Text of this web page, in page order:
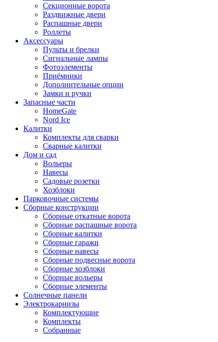
Секционные ворота
Раздвижные двери
Распашные двери
Роллеты
Аксессуары
Пульты и брелки
Сигнальные лампы
Фотоэлементы
Приёмники
Дополнительные опции
Замки и ручки
Запасные части
HomeGate
Nord Ice
Калитки
Комплекты для сварки
Сварные калитки
Дом и сад
Вольеры
Навесы
Садовые розетки
Хозблоки
Парковочные системы
Сборные конструкции
Сборные откатные ворота
Сборные распашные ворота
Сборные калитки
Сборные гаражи
Сборные навесы
Сборные подвесные ворота
Сборные хозблоки
Сборные вольеры
Сборные элементы
Солнечные панели
Электрокарнизы
Комплектующие
Комплекты
Собранные